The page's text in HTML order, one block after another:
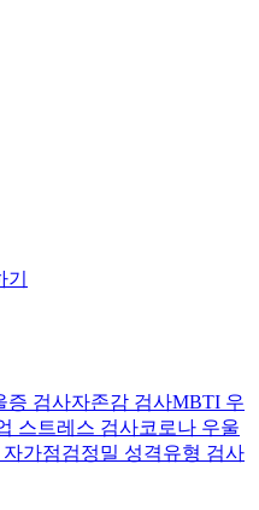
증 검사자존감 검사MBTI 우
스트레스 검사코로나 우울
가점검정밀 성격유형 검사